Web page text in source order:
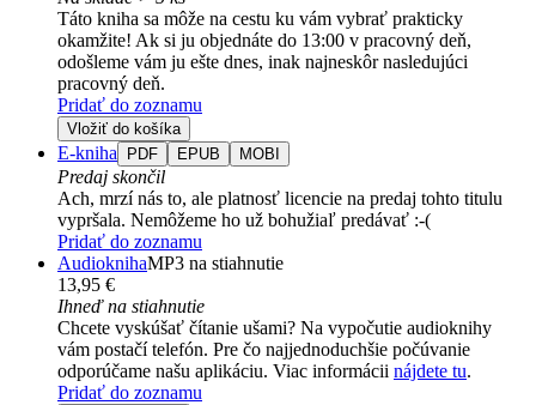
Táto kniha sa môže na cestu ku vám vybrať prakticky
okamžite! Ak si ju objednáte do 13:00 v pracovný deň,
odošleme vám ju ešte dnes, inak najneskôr nasledujúci
pracovný deň.
Pridať do zoznamu
Vložiť do košíka
E-kniha PDF EPUB MOBI
Predaj skončil
Ach, mrzí nás to, ale platnosť licencie na predaj tohto titulu
vypršala. Nemôžeme ho už bohužiaľ predávať :-(
Pridať do zoznamu
AudioknihaMP3 na stiahnutie
13,95 €
Ihneď na stiahnutie
Chcete vyskúšať čítanie ušami? Na vypočutie audioknihy
vám postačí telefón. Pre čo najjednoduchšie počúvanie
odporúčame našu aplikáciu. Viac informácii nájdete tu.
Pridať do zoznamu